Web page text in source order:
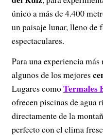
único a más de 4.400
un paisaje lunar, lleno de
espectaculares.
Para una experiencia
algunos de los mejores
Lugares comoTermales
ofrecen piscinas de agua
directamente de la
perfecto con el clima